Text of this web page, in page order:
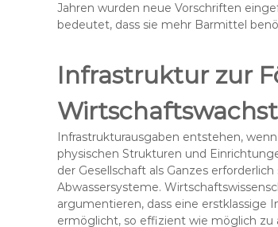
Jahren wurden neue Vorschriften
bedeutet, dass sie mehr Barmittel
Infrastruktur zur
Infrastrukturausgaben entstehen,
physischen Strukturen und
der Gesellschaft als Ganzes
Abwassersysteme.
argumentieren, dass eine erstklassige
ermöglicht, so effizient wie möglich zu